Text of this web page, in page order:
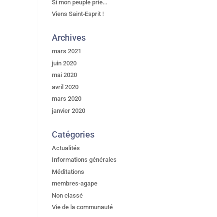
Si mon peuple prie…
Viens Saint-Esprit !
Archives
mars 2021
juin 2020
mai 2020
avril 2020
mars 2020
janvier 2020
Catégories
Actualités
Informations générales
Méditations
membres-agape
Non classé
Vie de la communauté